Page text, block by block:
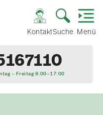
KontaktSuche Menü
– Freitag 8:00–17:00